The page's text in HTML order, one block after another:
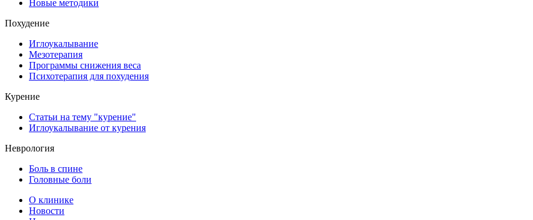
Новые методики
Похудение
Иглоукалывание
Мезотерапия
Программы снижения веса
Психотерапия для похудения
Курение
Статьи на тему "курение"
Иглоукалывание от курения
Неврология
Боль в спине
Головные боли
О клинике
Новости